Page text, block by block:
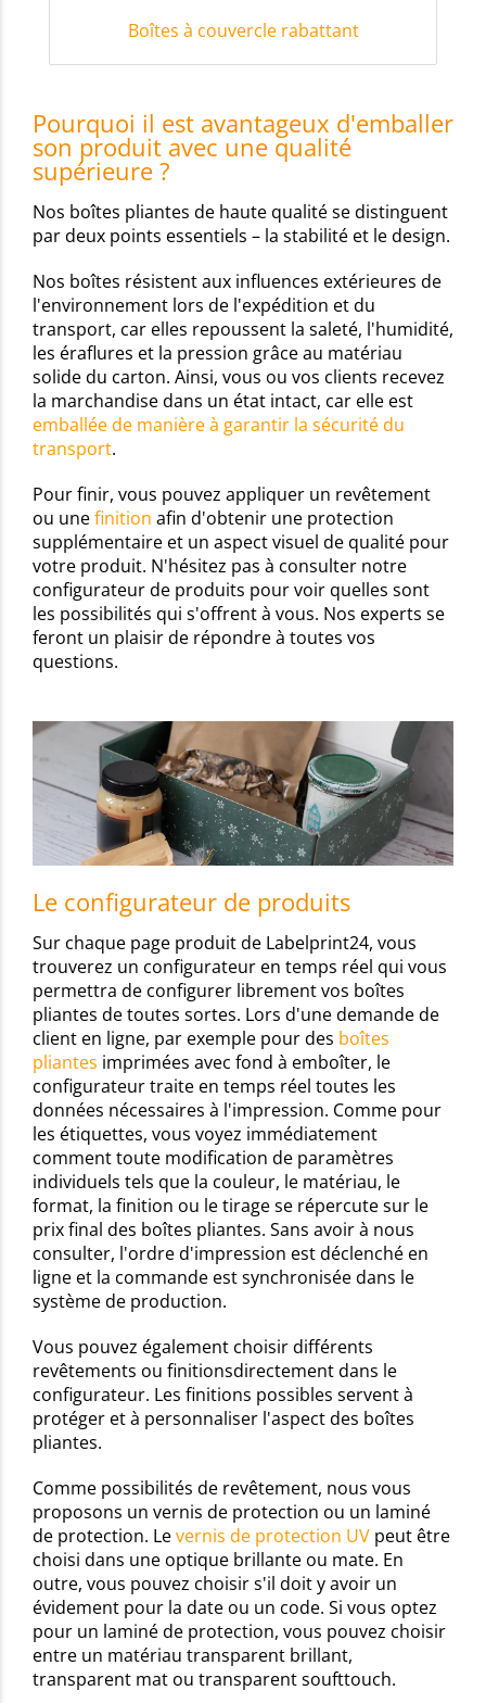
Boîtes à couvercle rabattant
Pourquoi il est avantageux d'emballer
son produit avec une qualité
supérieure ?
Nos boîtes pliantes de haute qualité se distinguent
par deux points essentiels – la stabilité et le design.
Nos boîtes résistent aux influences extérieures de
l'environnement lors de l'expédition et du
transport, car elles repoussent la saleté, l'humidité,
les éraflures et la pression grâce au matériau
solide du carton. Ainsi, vous ou vos clients recevez
la marchandise dans un état intact, car elle est
emballée de manière à garantir la sécurité du
transport.
Pour finir, vous pouvez appliquer un revêtement
ou unefinition afin d'obtenir une protection
supplémentaire et un aspect visuel de qualité pour
votre produit. N'hésitez pas à consulter notre
configurateur de produits pour voir quelles sont
les possibilités qui s'offrent à vous. Nos experts se
feront un plaisir de répondre à toutes vos
questions.
Le configurateur de produits
Sur chaque page produit de Labelprint24, vous
trouverez un configurateur en temps réel qui vous
permettra de configurer librement vos boîtes
pliantes de toutes sortes. Lors d'une demande de
client en ligne, par exemple pour des boîtes
pliantes imprimées avec fond à emboîter, le
configurateur traite en temps réel toutes les
données nécessaires à l'impression. Comme pour
les étiquettes, vous voyez immédiatement
comment toute modification de paramètres
individuels tels que la couleur, le matériau, le
format, la finition ou le tirage se répercute sur le
prix final des boîtes pliantes. Sans avoir à nous
consulter, l'ordre d'impression est déclenché en
ligne et la commande est synchronisée dans le
système de production.
Vous pouvez également choisir différents
revêtements ou finitionsdirectement dans le
configurateur. Les finitions possibles servent à
protéger et à personnaliser l'aspect des boîtes
pliantes.
Comme possibilités de revêtement, nous vous
proposons un vernis de protection ou un laminé
de protection. Levernis de protection UV peut être
choisi dans une optique brillante ou mate. En
outre, vous pouvez choisir s'il doit y avoir un
évidement pour la date ou un code. Si vous optez
pour un laminé de protection, vous pouvez choisir
entre un matériau transparent brillant,
transparent mat ou transparent soufttouch.